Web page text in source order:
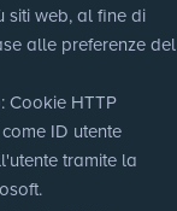
siti web, al fine di
alle preferenze del
: Cookie HTTP
ID utente
tramite la